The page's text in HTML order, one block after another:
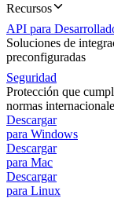
Recursos
API para
Soluciones de
preconfiguradas
Seguridad
Protección que
normas
Descargar
para Windows
Descargar
para Mac
Descargar
para Linux